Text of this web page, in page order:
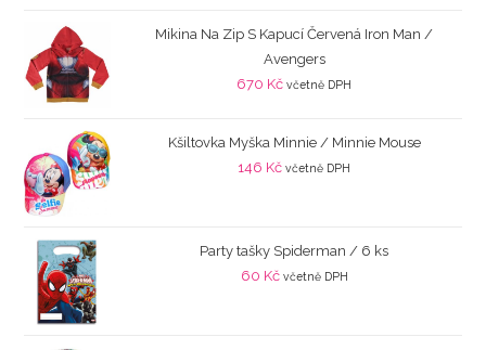
Mikina Na Zip S Kapucí Červená Iron Man /
Avengers
670 Kč včetně DPH
Kšiltovka Myška Minnie / Minnie Mouse
146 Kč včetně DPH
Party tašky Spiderman / 6 ks
60 Kč včetně DPH